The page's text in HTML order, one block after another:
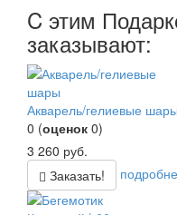
C этим
заказывают:
Акварель/гелиевые шары
0 (оценок 0)
3 260 руб.
Заказать!